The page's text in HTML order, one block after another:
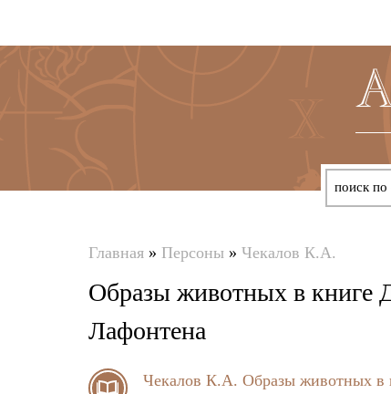
здесь
Главная » Персоны » Чекалов К.А.
Образы животных в книге
Лафонтена
Чекалов К.А. Образы животных в